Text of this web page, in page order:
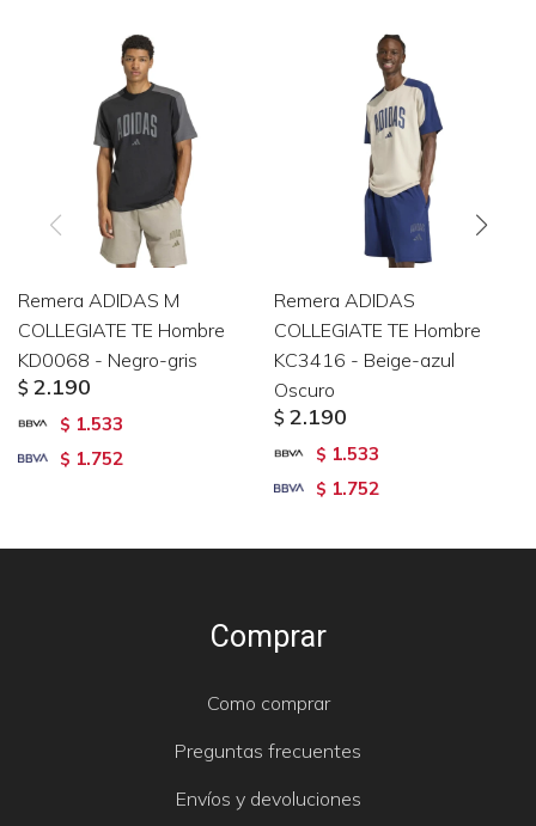
Remera ADIDAS M
COLLEGIATE TE Hombre
KD0068 - Negro-gris
$ 2.190
$ 1.533
$ 1.752
Remera ADIDAS
COLLEGIATE TE Hombre
KC3416 - Beige-azul
Oscuro
$ 2.190
$ 1.533
$ 1.752
Comprar
Como comprar
Preguntas frecuentes
Envíos y devoluciones